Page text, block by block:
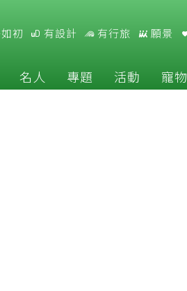
初 有設計 有行旅 願景
名人 專題 活動 寵物